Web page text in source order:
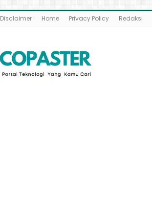
Disclaimer Home Privacy Policy Redaksi